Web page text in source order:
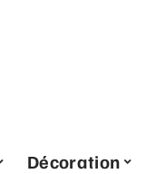
Décoration